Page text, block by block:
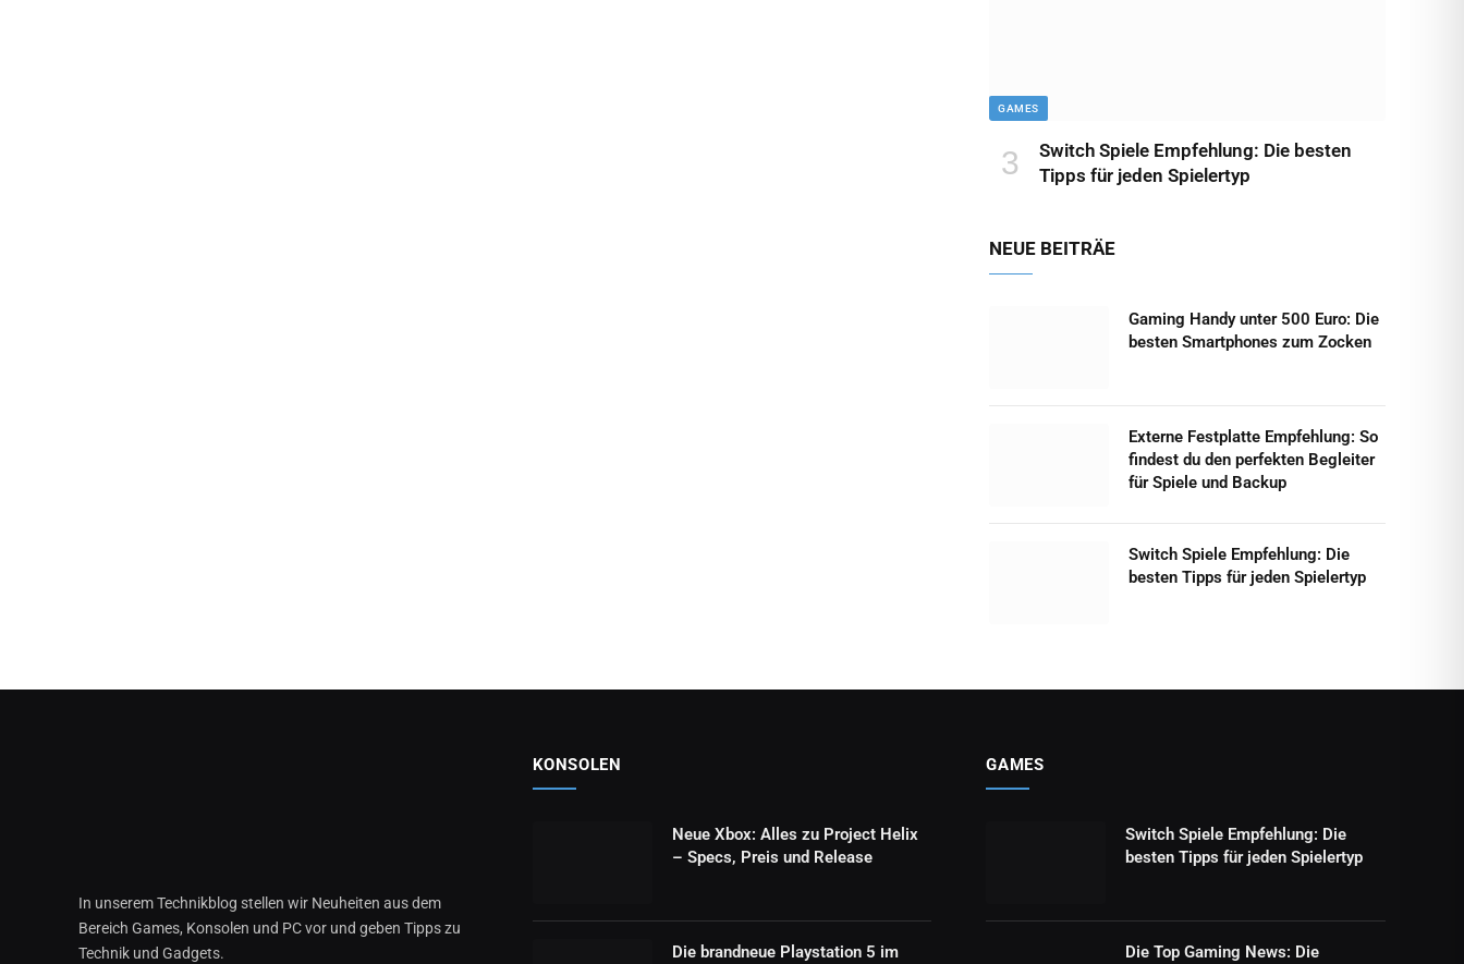
GAMES
Switch Spiele Empfehlung: Die besten
Tipps für jeden Spielertyp
NEUE BEITRÄE
Gaming Handy unter 500 Euro: Die
besten Smartphones zum Zocken
Externe Festplatte Empfehlung: So
findest du den perfekten Begleiter
für Spiele und Backup
Switch Spiele Empfehlung: Die
besten Tipps für jeden Spielertyp
In unserem Technikblog stellen wir Neuheiten aus dem
Bereich Games, Konsolen und PC vor und geben Tipps zu
Technik und Gadgets.
KONSOLEN
Neue Xbox: Alles zu Project Helix
– Specs, Preis und Release
Die brandneue Playstation 5 im
GAMES
Switch Spiele Empfehlung: Die
besten Tipps für jeden Spielertyp
Die Top Gaming News: Die